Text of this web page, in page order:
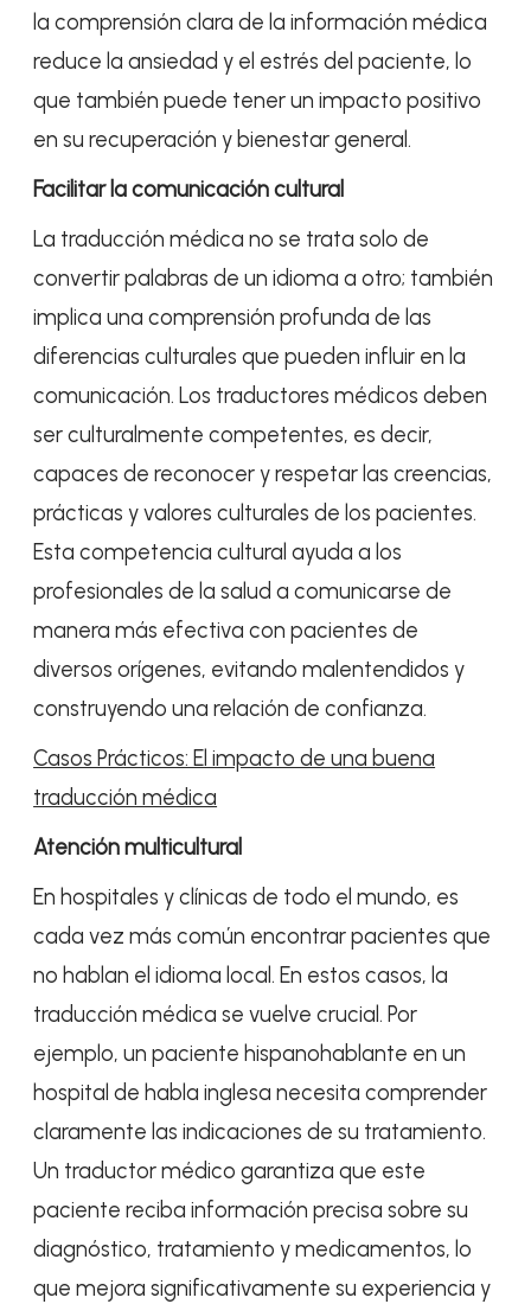
la comprensión clara de la información médica
reduce la ansiedad y el estrés del paciente, lo
que también puede tener un impacto positivo
en su recuperación y bienestar general.
Facilitar la comunicación cultural
La traducción médica no se trata solo de
convertir palabras de un idioma a otro; también
implica una comprensión profunda de las
diferencias culturales que pueden influir en la
comunicación. Los traductores médicos deben
ser culturalmente competentes, es decir,
capaces de reconocer y respetar las creencias,
prácticas y valores culturales de los pacientes.
Esta competencia cultural ayuda a los
profesionales de la salud a comunicarse de
manera más efectiva con pacientes de
diversos orígenes, evitando malentendidos y
construyendo una relación de confianza.
Casos Prácticos: El impacto de una buena
traducción médica
Atención multicultural
En hospitales y clínicas de todo el mundo, es
cada vez más común encontrar pacientes que
no hablan el idioma local. En estos casos, la
traducción médica se vuelve crucial. Por
ejemplo, un paciente hispanohablante en un
hospital de habla inglesa necesita comprender
claramente las indicaciones de su tratamiento.
Un traductor médico garantiza que este
paciente reciba información precisa sobre su
diagnóstico, tratamiento y medicamentos, lo
que mejora significativamente su experiencia y